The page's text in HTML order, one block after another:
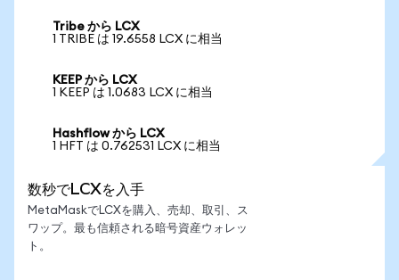
Tribe から LCX
1 TRIBE は 19.6558 LCX に相当
KEEP から LCX
1 KEEP は 1.0683 LCX に相当
Hashflow から LCX
1 HFT は 0.762531 LCX に相当
数秒でLCXを入手
MetaMaskでLCXを購入、売却、取引、ス
ワップ。最も信頼される暗号資産ウォレッ
ト。